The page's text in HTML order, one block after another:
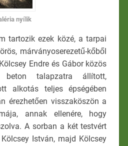
nyílik
ezek közé, a tarpai
márványoserezetű-kőből
Endre és Gábor közös
talapzatra állított,
alkotás teljes épségében
érezhetően visszaköszön a
annak ellenére, hogy
A sorban a két testvért
István, majd Kölcsey